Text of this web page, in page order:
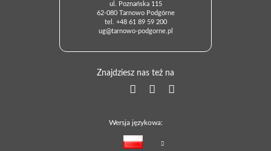
ul. Poznańska 115
62-080 Tarnowo Podgórne
tel. +48 61 89 59 200
ug@tarnowo-podgorne.pl
Znajdziesz nas też na
Wersja językowa: